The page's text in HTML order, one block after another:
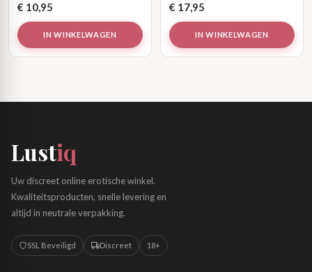
€ 10,95
IN WINKELWAGEN
€ 17,95
IN WINKELWAGEN
Lustiq
Uw discreet online erotische winkel.
Kwaliteitsproducten, snelle levering en
altijd in neutrale verpakking.
SSL Beveiligd Discreet 18+